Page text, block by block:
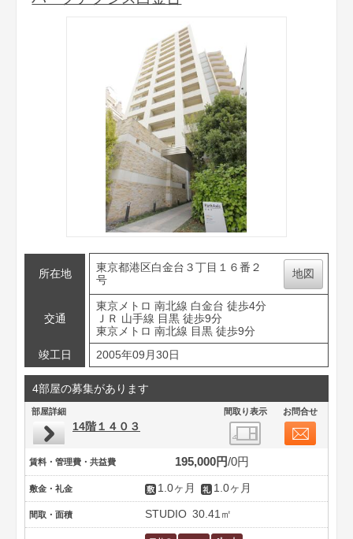
所在地
東京都港区白金台３丁目１６番２
号
地図
交通
東京メトロ 南北線 白金台 徒歩4分
ＪＲ 山手線 目黒 徒歩9分
東京メトロ 南北線 目黒 徒歩9分
竣工日
2005年09月30日
4部屋の募集があります
部屋詳細 間取り表示 お問合せ
14階１４０３
賃料・管理費・共益費 195,000円 0円
敷金・礼金 1.0ヶ月 1.0ヶ月
間取・面積 STUDIO 30.41㎡